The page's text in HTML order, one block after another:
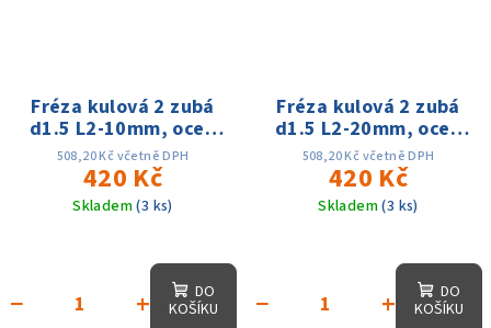
Fréza kulová 2 zubá
d1.5 L2-10mm, oceli
60HRC
508,20 Kč včetně DPH
420 Kč
Skladem(3 ks)
+
−
DO
KOŠÍKU
Fréza kulová 2 zubá
d1.5 L2-20mm, oceli
60HRC
508,20 Kč včetně DPH
420 Kč
Skladem(3 ks)
+
−
DO
KOŠÍKU